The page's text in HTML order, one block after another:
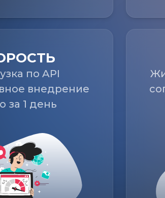
по API
внедрение
за 1 день